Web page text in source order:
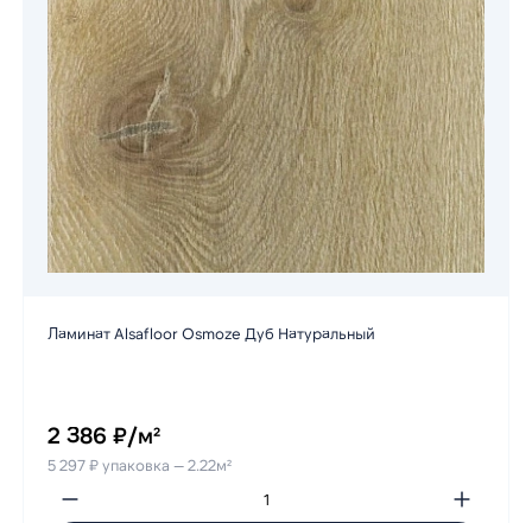
Ламинат Alsafloor Osmoze Дуб Натуральный
2 386 ₽/м²
5 297 ₽ упаковка — 2.22м²